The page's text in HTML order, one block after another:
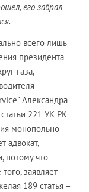
его забрал
всего лишь
президента
газа,
Александра
221 УК РК
монопольно
адвокат,
потому что
заявляет
189 статья –